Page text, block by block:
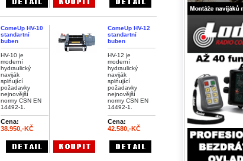
ComeUp HV-10
standartní
buben
HV-10 je
moderní
hydraulický
naviják
splńující
požadavky
nejnovější
normy CSN EN
14492-1.
Cena:
38.950,-KČ
ComeUp HV-12
standartní
buben
HV-12 je
moderní
hydraulický
naviják
splńující
požadavky
nejnovější
normy CSN EN
14492-1.
Cena:
42.580,-KČ